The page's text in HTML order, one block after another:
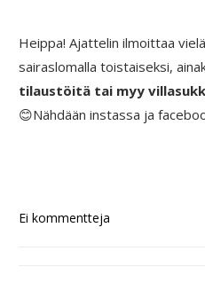
Heippa! Ajattelin ilmoittaa
sairaslomalla toistaiseksi,
tilaustöitä tai myy
😊Nähdään instassa ja
Ei kommentteja